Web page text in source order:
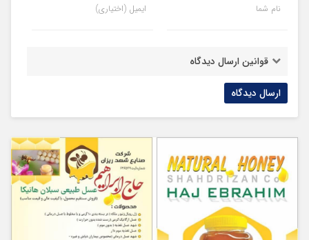
نام شما ایمیل (اختیاری)
قوانین ارسال دیدگاه